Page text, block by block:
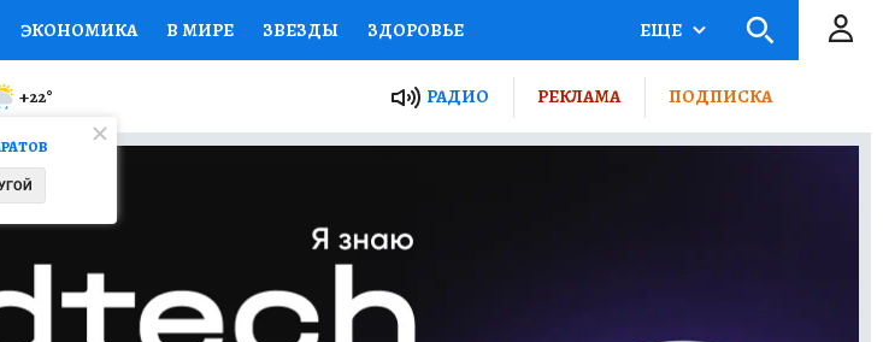
ЭКОНОМИКА В МИРЕ ЗВЕЗДЫ ЗДОРОВЬЕ
НАЦИОНАЛЬНЫЕ ПРОЕКТЫ РОССИИ
Я ЗНАЮ СЕМЬЯ ЖЕНСКИЕ СЕКРЕТЫ ПУТЕВОДИТЕЛЬ
КОНКУРСЫ ГИД ПОТРЕБИТЕЛЯ
ЕЩЕ
+22° РАДИО РЕКЛАМА ПОДПИСКА